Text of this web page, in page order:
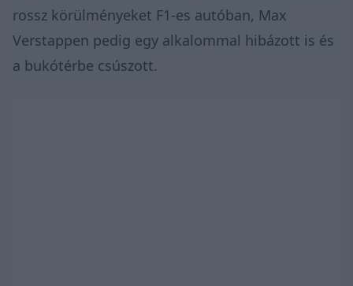
rossz körülményeket F1-es autóban, Max
Verstappen pedig egy alkalommal hibázott is és
a bukótérbe csúszott.